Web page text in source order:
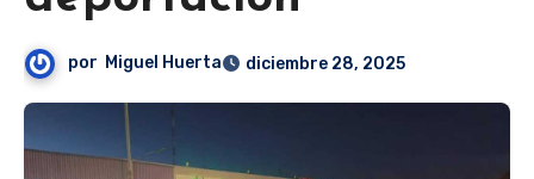
por Miguel Huerta diciembre 28, 2025